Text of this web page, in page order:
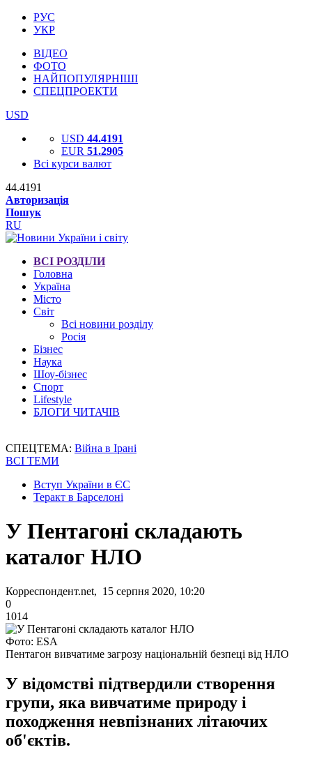
РУС
УКР
ВІДЕО
ФОТО
НАЙПОПУЛЯРНІШІ
СПЕЦПРОЕКТИ
USD
USD 44.4191
EUR 51.2905
Всі курси валют
44.4191
Авторизація
Пошук
RU
ВСІ РОЗДІЛИ
Головна
Україна
Місто
Світ
Всі новини розділу
Росія
Бізнес
Наука
Шоу-бізнес
Спорт
Lifestyle
БЛОГИ ЧИТАЧІВ
СПЕЦТЕМА: Війна в Ірані
ВСІ ТЕМИ
Вступ України в ЄС
Теракт в Барселоні
У Пентагоні складають
каталог НЛО
Корреспондент.net, 15 серпня 2020, 10:20
0
1014
Фото: ESA
Пентагон вивчатиме загрозу національній безпеці від НЛО
У відомстві підтвердили створення
групи, яка вивчатиме природу і
походження невпізнаних літаючих
об'єктів.